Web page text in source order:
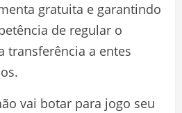
gratuita e garantindo
de regular o
transferência a entes
vai botar para jogo seu